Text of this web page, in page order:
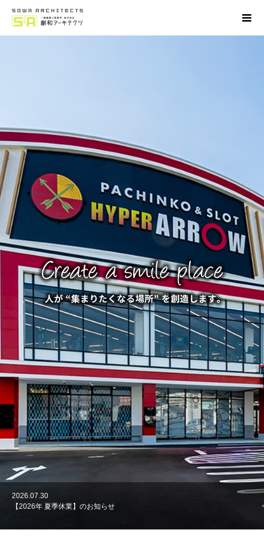
2026.07.30
【2026年 夏季休業】のお知らせ
2026.06.30
2026.06.30 「天然大和温泉 奈良健康ランド/A-TIME 新開地店」が「月刊
2026.06.2
2026.05.30 「A-TIME 新開地店」が「月刊アミューズメントジャパン6月号
2026.04.15
【2026年 ゴールデンウィーク休業】のお知らせ
2026.04.7
「奈良健康ランド」を実績紹介に追加しました。
2026.04.6
「奈良プラザホテル」を実績紹介に追加しました。
2026.03.5
「A-TIME新開地店」を実績紹介に追加しました。
2026.02.20
「焼肉きんぐ namBaHIPS店」を実績紹介に追加しました。
2026.01.30
「海底撈火鍋 難波店（namBa HIPS 6F）」を実績紹介に追加しました。
2026.01.8
「天然温泉 中川コロナの湯」を実績紹介に追加しました。